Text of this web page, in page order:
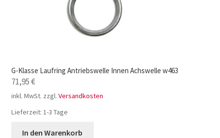
G-Klasse Laufring Antriebswelle Innen Achswelle w463
71,95€
inkl. MwSt. zzgl. Versandkosten
Lieferzeit: 1-3 Tage
In den Warenkorb